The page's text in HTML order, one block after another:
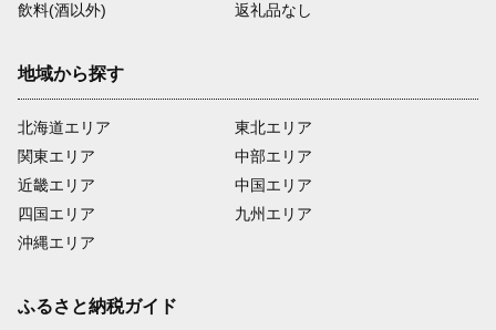
飲料(酒以外)
返礼品なし
地域から探す
北海道エリア
関東エリア
近畿エリア
四国エリア
沖縄エリア
東北エリア
中部エリア
中国エリア
九州エリア
ふるさと納税ガイド